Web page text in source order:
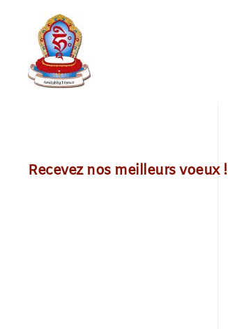
Recevez nos meilleurs voeux !